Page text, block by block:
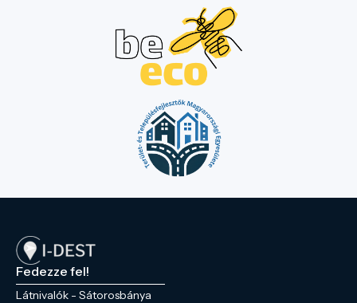
Fedezze fel!
Látnivalók - Sátorosbánya